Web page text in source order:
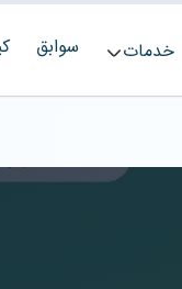
خدمات سوابق